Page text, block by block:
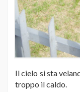
Il cielo si sta
troppo il caldo.